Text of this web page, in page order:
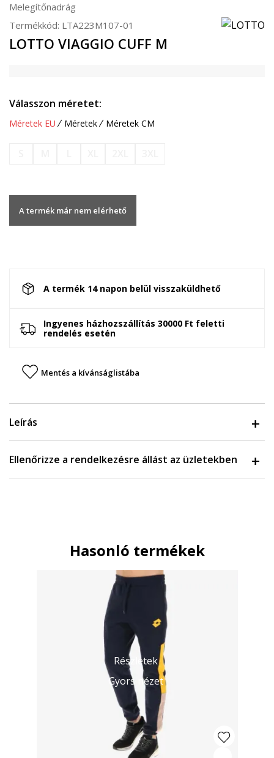
Melegítőnadrág
Termékkód: LTA223M107-01
LOTTO VIAGGIO CUFF M
Válasszon méretet:
Méretek EU Méretek Méretek CM
A termék már nem elérhető
A termék 14 napon belül visszaküldhető
Ingyenes házhozszállítás 30000 Ft feletti
rendelés esetén
Mentés a kívánságlistába
Leírás
Ellenőrizze a rendelkezésre állást az üzletekben
Hasonló termékek
Részletek
Gyors nézet